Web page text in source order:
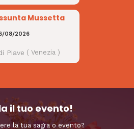
Mussetta
08/2026
Piave ( Venezia)
il tuo evento!
la tua sagra o evento?